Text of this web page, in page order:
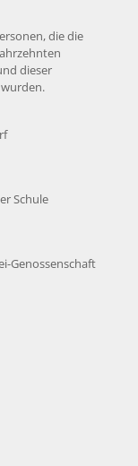
die die
dieser
Schule
Genossenschaft